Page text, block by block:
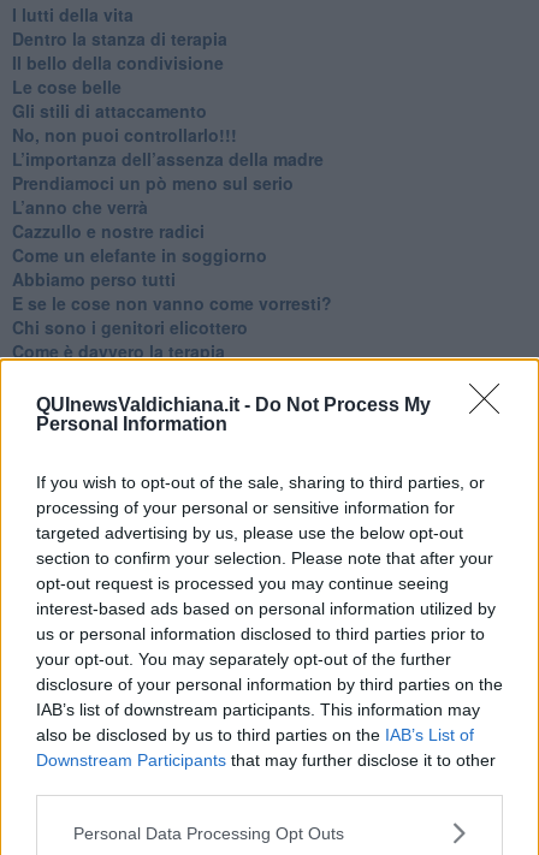
QUInewsValdichiana.it - Do Not Process My
Personal Information
If you wish to opt-out of the sale, sharing to third parties, or
processing of your personal or sensitive information for
targeted advertising by us, please use the below opt-out
section to confirm your selection. Please note that after your
opt-out request is processed you may continue seeing
interest-based ads based on personal information utilized by
us or personal information disclosed to third parties prior to
your opt-out. You may separately opt-out of the further
disclosure of your personal information by third parties on the
IAB’s list of downstream participants. This information may
also be disclosed by us to third parties on the IAB’s List of
Downstream Participants that may further disclose it to other
Personal Data Processing Opt Outs
I lutti della vita
​Dentro la stanza di terapia
​Il bello della condivisione
Le cose belle
​Gli stili di attaccamento
No, non puoi controllarlo!!!
​L’importanza dell’assenza della madre
​Prendiamoci un pò meno sul serio
​L’anno che verrà
​Cazzullo e nostre radici
​Come un elefante in soggiorno
​Abbiamo perso tutti
E se le cose non vanno come vorresti?
​Chi sono i genitori elicottero
Come è davvero la terapia
​L’importanza della comunicazione in famiglia
​Il diritto ad essere disconnessi
​Consigli di lettura per genitori e non solo
​La Clownterapia
​Differenze tra persone frustrate e non
L’invisibile fatica mentale
Vacanze a km zero
​Buone Vacan(si)e!
​Il lato positivo delle cose
​Storie antiche di tempi moderni
​Quello che alle mamme non dicono
Adultescenza
Homo imbecillis
​4 anni di Blog
Quando il silenzio è aggressivo
La maternità